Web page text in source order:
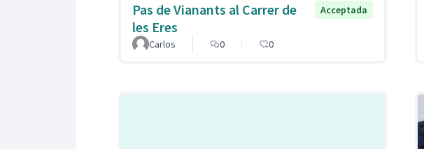
Pas de Vianants al Carrer de
les Eres
Acceptada
Carlos 0 0